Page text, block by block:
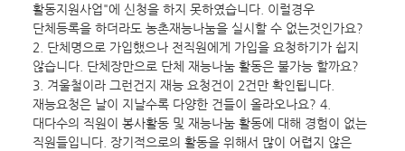
활동지원사업"에 신청을 하지 못하였습니다. 이럴경우
단체등록을 하더라도 농촌재능나눔을 실시할 수 없는것인가요?
2. 단체명으로 가입했으나 전직원에게 가입을 요청하기가 쉽지
않습니다. 단체장만으로 단체 재능나눔 활동은 불가능 할까요?
3. 겨울철이라 그런건지 재능 요청건이 2건만 확인됩니다.
재능요청은 날이 지날수록 다양한 건들이 올라오나요? 4.
대다수의 직원이 봉사활동 및 재능나눔 활동에 대해 경험이 없는
직원들입니다. 장기적으로의 활동을 위해서 많이 어렵지 않은